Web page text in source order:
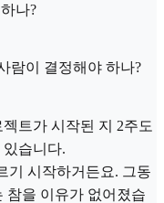
나?
람이 결정해야 하나?
트가 시작된 지 2주도
습니다.
기 시작하거든요. 그동
참을 이유가 없어졌습